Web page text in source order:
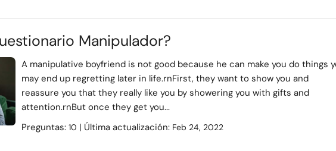
Manipulador?
A manipulative boyfriend is not good because he can make you do things
may end up regretting later in life.rnFirst, they want to show you and
reassure you that they really like you by showering you with gifts and
attention.rnBut once they get you...
Preguntas: 10 | Última actualización: Feb 24, 2022